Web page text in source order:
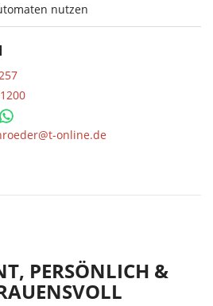
nutzen
online.de
PERSÖNLICH &